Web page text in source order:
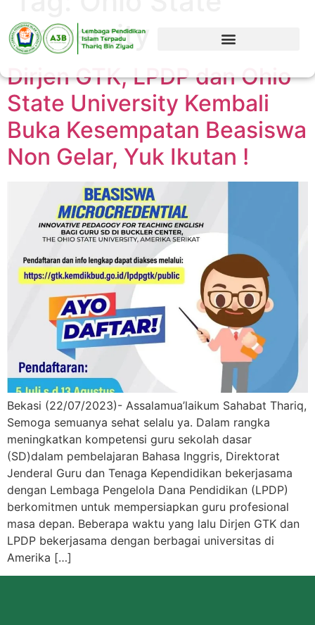
University
Dirjen GTK, LPDP dan Ohio
State University Kembali
Buka Kesempatan Beasiswa
Non Gelar, Yuk Ikutan !
Bekasi (22/07/2023)- Assalamua’laikum Sahabat Thariq,
Semoga semuanya sehat selalu ya. Dalam rangka
meningkatkan kompetensi guru sekolah dasar
(SD)dalam pembelajaran Bahasa Inggris, Direktorat
Jenderal Guru dan Tenaga Kependidikan bekerjasama
dengan Lembaga Pengelola Dana Pendidikan (LPDP)
berkomitmen untuk mempersiapkan guru profesional
masa depan. Beberapa waktu yang lalu Dirjen GTK dan
LPDP bekerjasama dengan berbagai universitas di
Amerika […]